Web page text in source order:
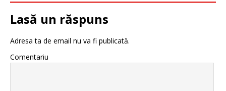
Lasă un răspuns
Adresa ta de email nu va fi publicată.
Comentariu